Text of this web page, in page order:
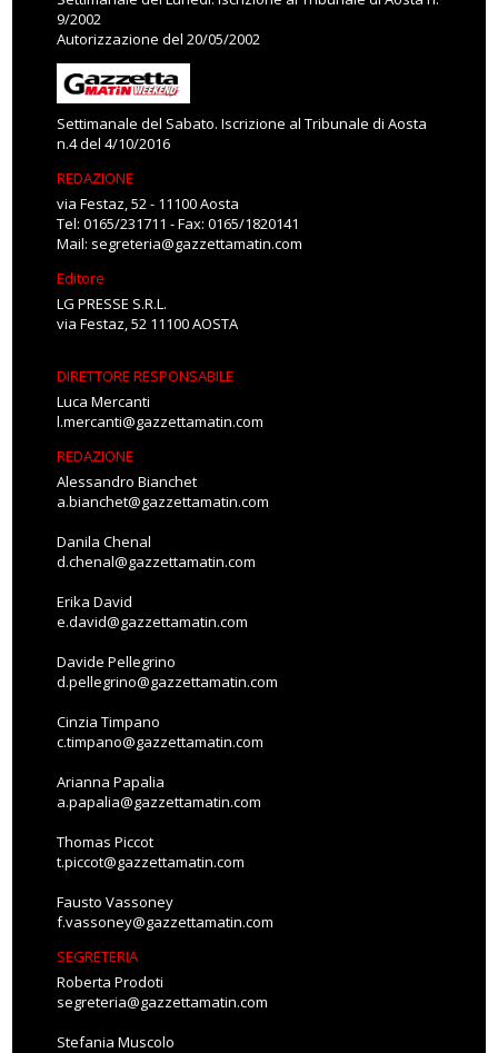
9/2002
Autorizzazione del 20/05/2002
Settimanale del Sabato. Iscrizione al Tribunale di Aosta
n.4 del 4/10/2016
REDAZIONE
via Festaz, 52 - 11100 Aosta
Tel: 0165/231711 - Fax: 0165/1820141
Mail: segreteria@gazzettamatin.com
Editore
LG PRESSE S.R.L.
via Festaz, 52 11100 AOSTA
DIRETTORE RESPONSABILE
Luca Mercanti
l.mercanti@gazzettamatin.com
REDAZIONE
Alessandro Bianchet
a.bianchet@gazzettamatin.com
Danila Chenal
d.chenal@gazzettamatin.com
Erika David
e.david@gazzettamatin.com
Davide Pellegrino
d.pellegrino@gazzettamatin.com
Cinzia Timpano
c.timpano@gazzettamatin.com
Arianna Papalia
a.papalia@gazzettamatin.com
Thomas Piccot
t.piccot@gazzettamatin.com
Fausto Vassoney
f.vassoney@gazzettamatin.com
SEGRETERIA
Roberta Prodoti
segreteria@gazzettamatin.com
Stefania Muscolo